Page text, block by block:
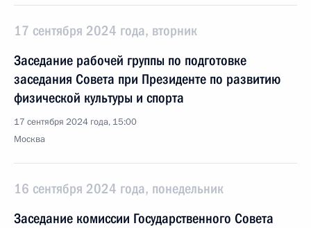
17 сентября 2024 года, вторник
Заседание рабочей группы по подготовке
заседания Совета при Президенте по развитию
физической культуры и спорта
17 сентября 2024 года, 15:00
Москва
16 сентября 2024 года, понедельник
Заседание комиссии Государственного Совета